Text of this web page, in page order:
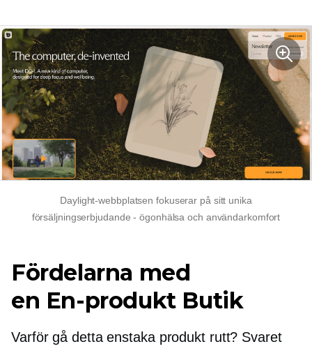
Daylight-webbplatsen fokuserar på sitt unika
försäljningserbjudande - ögonhälsa och användarkomfort
Fördelarna med
en En-produktButik
Varför gå dettaenstaka produktrutt? Svaret